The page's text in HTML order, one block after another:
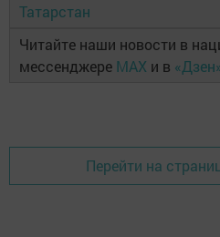
Татарстан
Читайте наши новости в
мессенджере MAX и в
Перейти на